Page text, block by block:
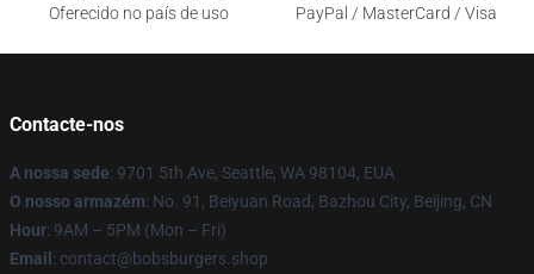
Oferecido no país de uso
PayPal / MasterCard / Visa
Contacte-nos
A nossa sede: 9701 5th Ave, Seattle, WA 98104, EUA
O nosso armazém: No. 91, Beiyuan Road, Bazhou City, Beijing, CN
Hour: 9AM – 5PM (Mon – Fri)
Email : contact@bobsburgers.shop